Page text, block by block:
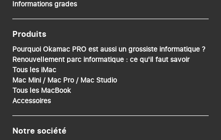
Informations grades
Produits
Pourquoi Okamac PRO est aussi un grossiste informatique ?
Renouvellement parc informatique : ce qu'il faut savoir
Tous les iMac
Mac Mini / Mac Pro / Mac Studio
Tous les MacBook
Accessoires
Notre société